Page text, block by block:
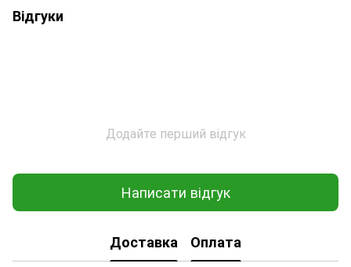
Відгуки
Додайте перший відгук
Написати відгук
Доставка Оплата